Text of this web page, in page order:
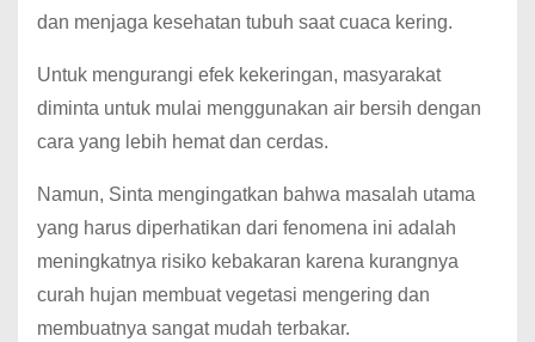
dan menjaga kesehatan tubuh saat cuaca kering.
Untuk mengurangi efek kekeringan, masyarakat
diminta untuk mulai menggunakan air bersih dengan
cara yang lebih hemat dan cerdas.
Namun, Sinta mengingatkan bahwa masalah utama
yang harus diperhatikan dari fenomena ini adalah
meningkatnya risiko kebakaran karena kurangnya
curah hujan membuat vegetasi mengering dan
membuatnya sangat mudah terbakar.